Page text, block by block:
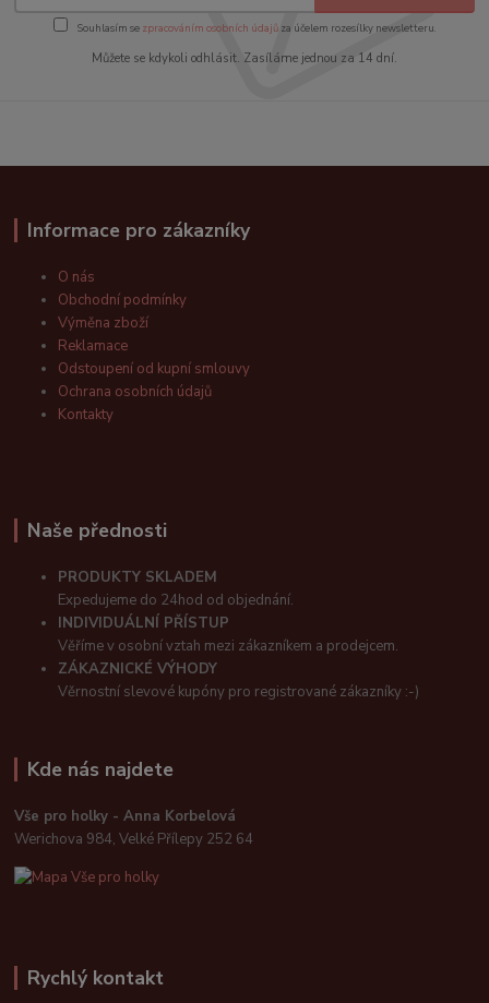
Souhlasím se zpracováním osobních údajůza účelem rozesílky newsletteru.
Můžete se kdykoli odhlásit. Zasíláme jednou za 14 dní.
Informace pro zákazníky
O nás
Obchodní podmínky
Výměna zboží
Reklamace
Odstoupení od kupní smlouvy
Ochrana osobních údajů
Kontakty
Naše přednosti
PRODUKTY SKLADEM
Expedujeme do 24hod od objednání.
INDIVIDUÁLNÍ PŘÍSTUP
Věříme v osobní vztah mezi zákazníkem a prodejcem.
ZÁKAZNICKÉ VÝHODY
Věrnostní slevové kupóny pro registrované zákazníky :-)
Kde nás najdete
Vše pro holky - Anna Korbelová
Werichova 984, Velké Přílepy 252 64
Rychlý kontakt